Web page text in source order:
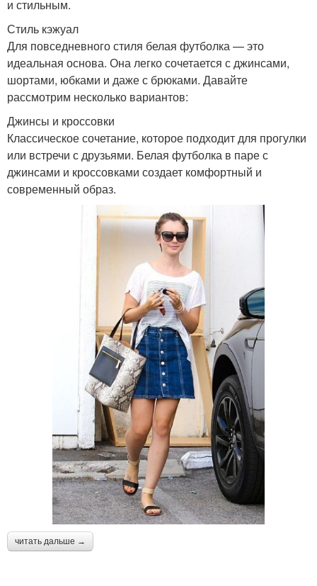
Футболка с v-образным
вырезом
минималистичным
принтом
Спортивная футболка
технологичной ткани
Черная футболка Качественная футболка
Женские футболки
Футболки в женском
гардеробе
Юбка для создания Футболки для создания
Футболка для разных
сезонов
Футболка на
официальные
мероприятия
Футболка на девушке
Футболка в женском
образе
и стильным.
Стиль кэжуал
Для повседневного стиля белая футболка — это
идеальная основа. Она легко сочетается с джинсами,
шортами, юбками и даже с брюками. Давайте
рассмотрим несколько вариантов:
Джинсы и кроссовки
Классическое сочетание, которое подходит для прогулки
или встречи с друзьями. Белая футболка в паре с
джинсами и кроссовками создает комфортный и
современный образ.
читать дальше →